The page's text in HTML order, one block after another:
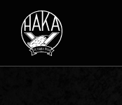
Siirry sisältöön